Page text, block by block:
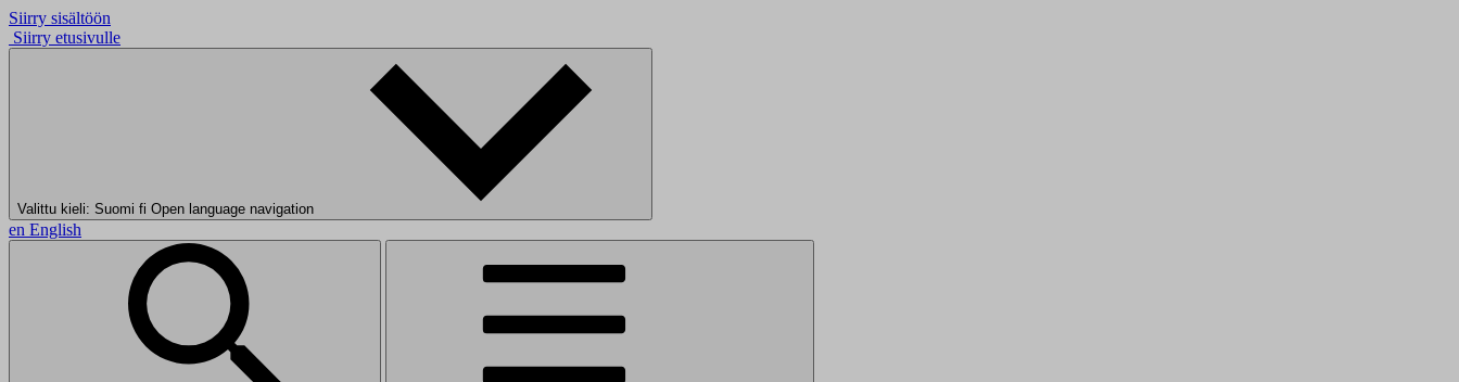
Siirry sisältöön
Siirry etusivulle
Valittu kieli: Suomi fi Open language navigation
en English